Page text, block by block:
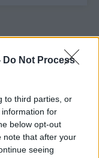
Do Not Process
to third parties, or
for
below opt-out
note that after your
seeing
a trouvés